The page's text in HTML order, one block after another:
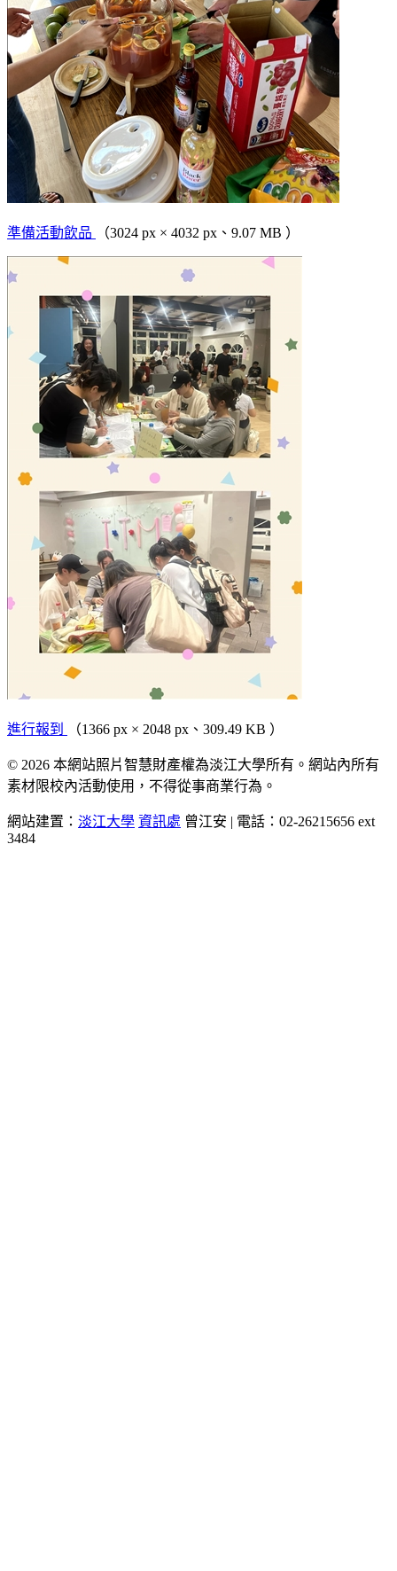
準備活動飲品 （3024 px × 4032 px、9.07 MB ）
進行報到 （1366 px × 2048 px、309.49 KB ）
© 2026 本網站照片智慧財產權為淡江大學所有。網站內所有
素材限校內活動使用，不得從事商業行為。
網站建置： 淡江大學 資訊處 曾江安 | 電話：02-26215656 ext
3484